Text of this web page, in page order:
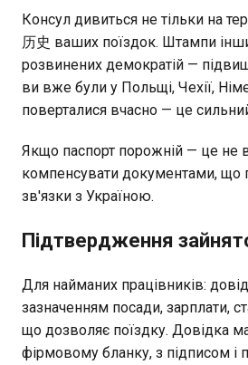
Консул дивиться не тільки на
历史 ваших поїздок. Штампи
розвинених демократій —
ви вже були у Польщі, Чехії,
поверталися вчасно — це
Якщо паспорт порожній — це не
компенсувати документами, що
зв'язки з Україною.
Підтвердження
Для найманих працівників:
зазначенням посади, зарплати,
що дозволяє поїздку. Довідка
фірмовому бланку, з підписом і